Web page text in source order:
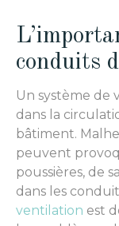
conduits
Un système de
dans la
bâtiment.
peuvent
poussières, de
dans les
ventilation est